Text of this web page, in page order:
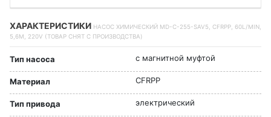
ХАРАКТЕРИСТИКИ НАСОС ХИМИЧЕСКИЙ MD-C-255-SAV5, CFRPP, 60L/MIN,
5,6M, 220V (ТОВАР СНЯТ С ПРОИЗВОДСТВА)
Тип насоса с магнитной муфтой
Материал CFRPP
Тип привода электрический